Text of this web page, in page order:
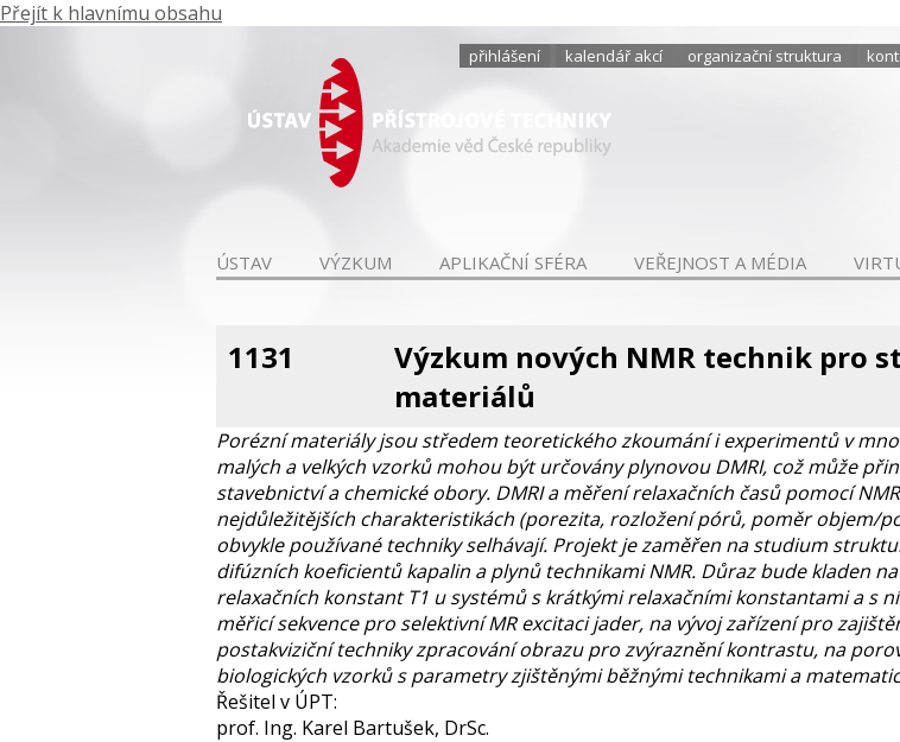
Přejít k hlavnímu obsahu
přihlášení kalendář akcí organizační struktura
ÚSTAV VÝZKUM APLIKAČNÍ SFÉRA VEŘEJNOST A MÉDIA
1131
Výzkum nových NMR technik pro
materiálů
Porézní materiály jsou středem teoretického zkoumání i experimentů v
malých a velkých vzorků mohou být určovány plynovou DMRI, což může
stavebnictví a chemické obory. DMRI a měření relaxačních časů pomocí
nejdůležitějších charakteristikách (porezita, rozložení pórů, poměr objem/
obvykle používané techniky selhávají. Projekt je zaměřen na studium
difúzních koeficientů kapalin a plynů technikami NMR. Důraz bude kladen
relaxačních konstant T1 u systémů s krátkými relaxačními konstantami a s
měřicí sekvence pro selektivní MR excitaci jader, na vývoj zařízení pro
postakviziční techniky zpracování obrazu pro zvýraznění kontrastu, na
biologických vzorků s parametry zjištěnými běžnými technikami a
Řešitel v ÚPT:
prof. Ing. Karel Bartušek, DrSc.